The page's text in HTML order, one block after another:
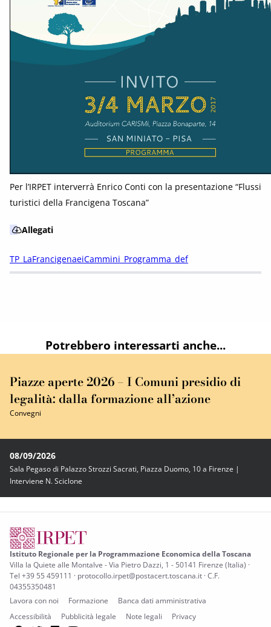
Per l’IRPET interverrà Enrico Conti con la presentazione “Flussi
turistici della Francigena Toscana”
Allegati
TP_LaFrancigenaeiCammini_Programma_def
Potrebbero interessarti anche...
Piazze aperte 2026 – I Comuni presidio di
legalità: dalla formazione all’azione
Convegni
08/09/2026
Sala Pegaso di Palazzo Strozzi Sacrati, Piazza Duomo, 10 a Firenze |
Interviene N. Sciclone
Istituto Regionale per la Programmazione Economica della Toscana
Villa la Quiete alle Montalve - Via Pietro Dazzi, 1 - 50141 Firenze (Italia) ·
Tel +39 55 459111 · protocollo.irpet@postacert.toscana.it · C.F.
04355350481
Lavora con noi
Formazione
Banca dati amministrativa
Accessibilità
Pubblicità legale Note legali Privacy